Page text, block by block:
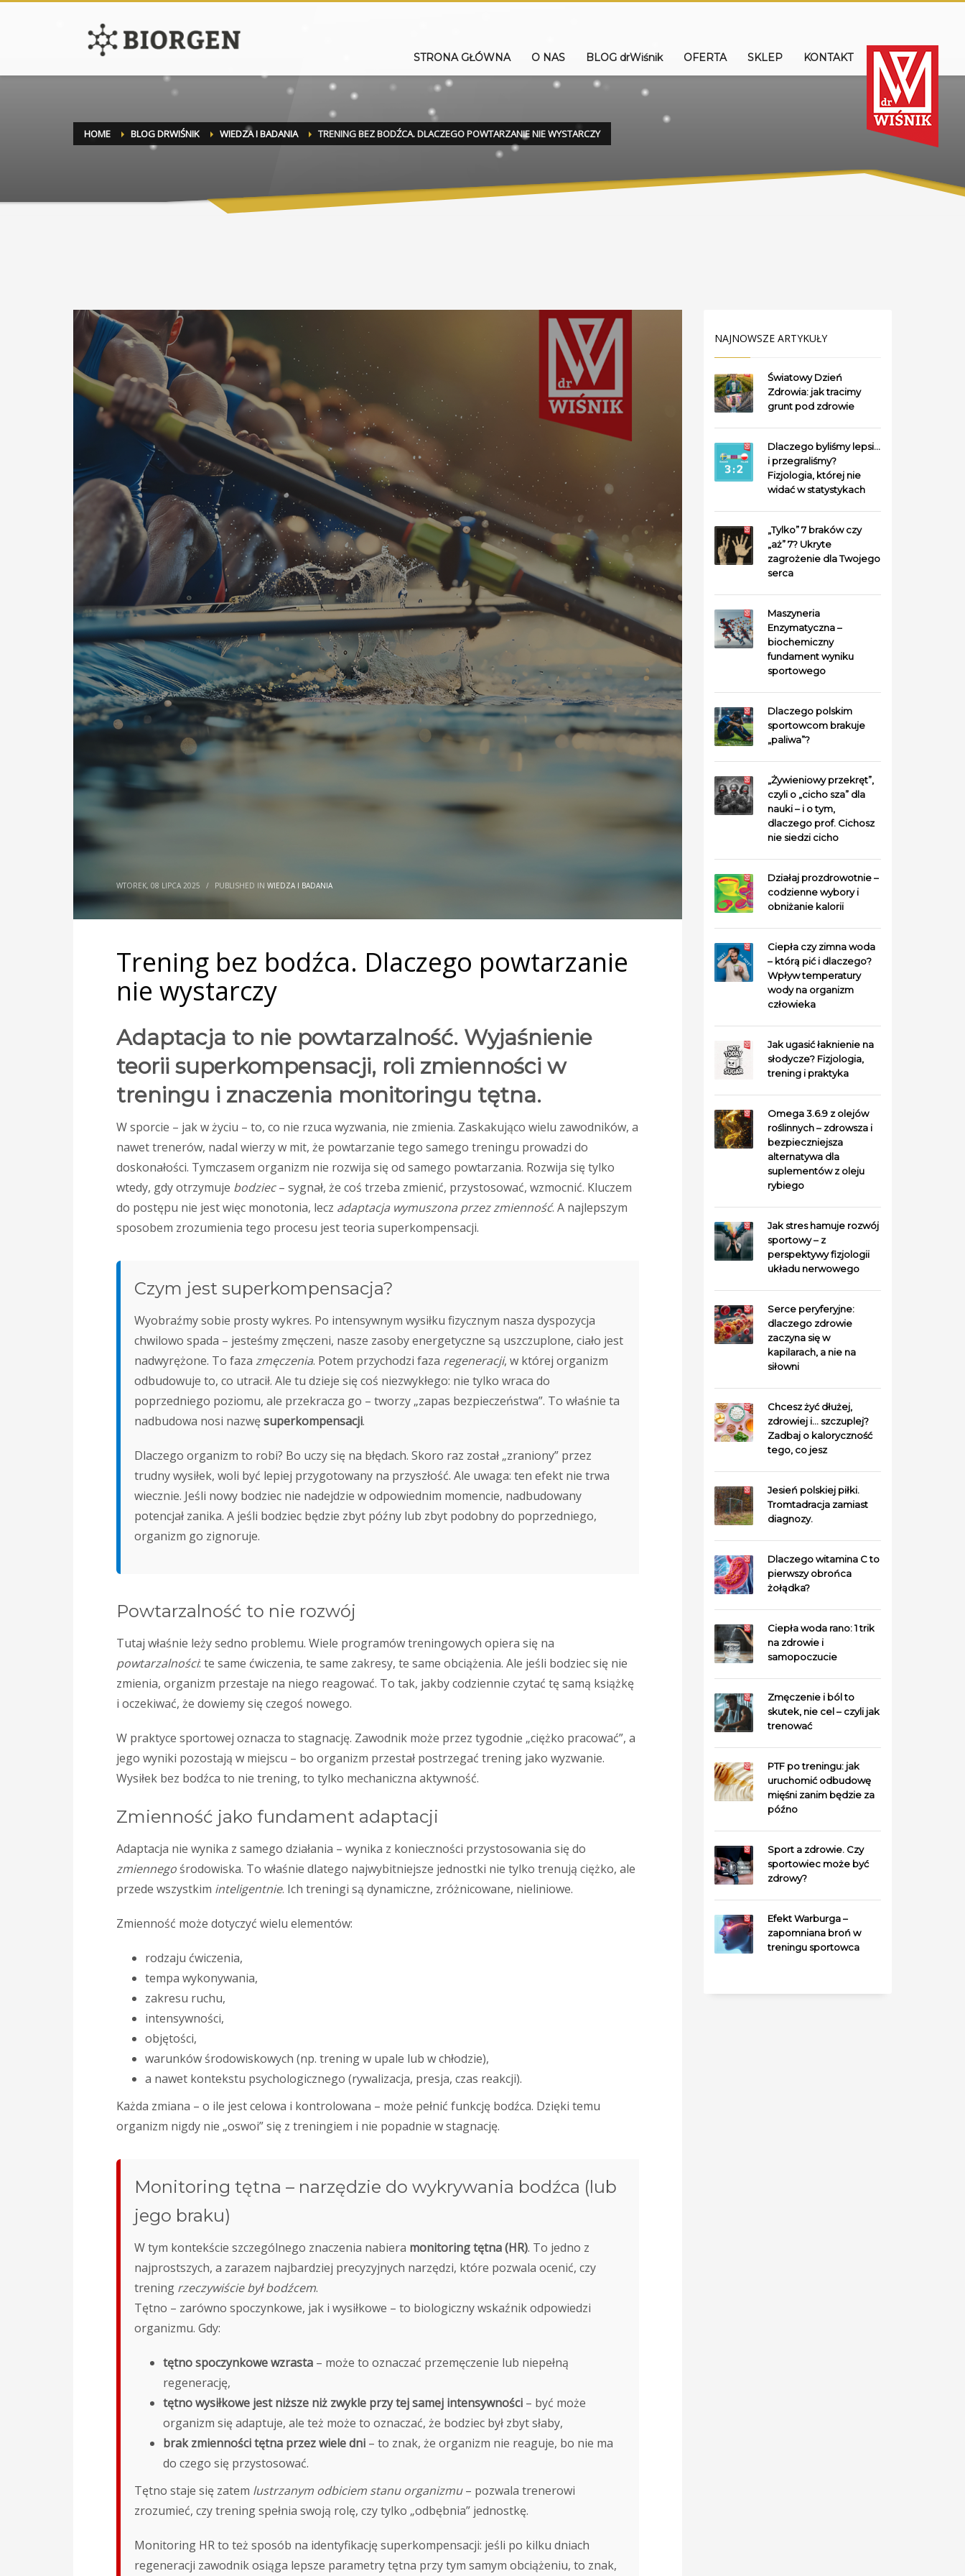
STRONA GŁÓWNA O NAS BLOG drWiśnik OFERTA SKLEP KONTAKT
HOME BLOG DRWIŚNIK WIEDZA I BADANIA TRENING BEZ BODŹCA. DLACZEGO POWTARZANIE NIE WYSTARCZY
WTOREK, 08 LIPCA 2025 / PUBLISHED IN WIEDZA I BADANIA
Trening bez bodźca. Dlaczego powtarzanie
nie wystarczy
Adaptacja to nie powtarzalność. Wyjaśnienie
teorii superkompensacji, roli zmienności w
treningu i znaczenia monitoringu tętna.
W sporcie – jak w życiu – to, co nie rzuca wyzwania, nie zmienia. Zaskakująco wielu zawodników, a
nawet trenerów, nadal wierzy w mit, że powtarzanie tego samego treningu prowadzi do
doskonałości. Tymczasem organizm nie rozwija się od samego powtarzania. Rozwija się tylko
wtedy, gdy otrzymuje bodziec– sygnał, że coś trzeba zmienić, przystosować, wzmocnić. Kluczem
do postępu nie jest więc monotonia, lecz adaptacja wymuszona przez zmienność. A najlepszym
sposobem zrozumienia tego procesu jest teoria superkompensacji.
Czym jest superkompensacja?
Wyobraźmy sobie prosty wykres. Po intensywnym wysiłku fizycznym nasza dyspozycja
chwilowo spada – jesteśmy zmęczeni, nasze zasoby energetyczne są uszczuplone, ciało jest
nadwyrężone. To fazazmęczenia. Potem przychodzi faza regeneracji, w której organizm
odbudowuje to, co utracił. Ale tu dzieje się coś niezwykłego: nie tylko wraca do
poprzedniego poziomu, ale przekracza go – tworzy „zapas bezpieczeństwa”. To właśnie ta
nadbudowa nosi nazwęsuperkompensacji.
Dlaczego organizm to robi? Bo uczy się na błędach. Skoro raz został „zraniony” przez
trudny wysiłek, woli być lepiej przygotowany na przyszłość. Ale uwaga: ten efekt nie trwa
wiecznie. Jeśli nowy bodziec nie nadejdzie w odpowiednim momencie, nadbudowany
potencjał zanika. A jeśli bodziec będzie zbyt późny lub zbyt podobny do poprzedniego,
organizm go zignoruje.
Powtarzalność to nie rozwój
Tutaj właśnie leży sedno problemu. Wiele programów treningowych opiera się na
powtarzalności: te same ćwiczenia, te same zakresy, te same obciążenia. Ale jeśli bodziec się nie
zmienia, organizm przestaje na niego reagować. To tak, jakby codziennie czytać tę samą książkę
i oczekiwać, że dowiemy się czegoś nowego.
W praktyce sportowej oznacza to stagnację. Zawodnik może przez tygodnie „ciężko pracować”, a
jego wyniki pozostają w miejscu – bo organizm przestał postrzegać trening jako wyzwanie.
Wysiłek bez bodźca to nie trening, to tylko mechaniczna aktywność.
Zmienność jako fundament adaptacji
Adaptacja nie wynika z samego działania – wynika z konieczności przystosowania się do
zmiennego środowiska. To właśnie dlatego najwybitniejsze jednostki nie tylko trenują ciężko, ale
przede wszystkim inteligentnie. Ich treningi są dynamiczne, zróżnicowane, nieliniowe.
Zmienność może dotyczyć wielu elementów:
rodzaju ćwiczenia,
tempa wykonywania,
zakresu ruchu,
intensywności,
objętości,
warunków środowiskowych (np. trening w upale lub w chłodzie),
a nawet kontekstu psychologicznego (rywalizacja, presja, czas reakcji).
Każda zmiana – o ile jest celowa i kontrolowana – może pełnić funkcję bodźca. Dzięki temu
organizm nigdy nie „oswoi” się z treningiem i nie popadnie w stagnację.
Monitoring tętna – narzędzie do wykrywania bodźca (lub
jego braku)
W tym kontekście szczególnego znaczenia nabiera monitoring tętna (HR). To jedno z
najprostszych, a zarazem najbardziej precyzyjnych narzędzi, które pozwala ocenić, czy
trening rzeczywiście był bodźcem.
Tętno – zarówno spoczynkowe, jak i wysiłkowe – to biologiczny wskaźnik odpowiedzi
organizmu. Gdy:
tętno spoczynkowe wzrasta – może to oznaczać przemęczenie lub niepełną
regenerację,
tętno wysiłkowe jest niższe niż zwykle przy tej samej intensywności – być może
organizm się adaptuje, ale też może to oznaczać, że bodziec był zbyt słaby,
brak zmienności tętna przez wiele dni – to znak, że organizm nie reaguje, bo nie ma
do czego się przystosować.
Tętno staje się zatem lustrzanym odbiciem stanu organizmu– pozwala trenerowi
zrozumieć, czy trening spełnia swoją rolę, czy tylko „odbębnia” jednostkę.
Monitoring HR to też sposób na identyfikację superkompensacji: jeśli po kilku dniach
regeneracji zawodnik osiąga lepsze parametry tętna przy tym samym obciążeniu, to znak,
NAJNOWSZE ARTYKUŁY
Światowy Dzień
Zdrowia: jak tracimy
grunt pod zdrowie
Dlaczego byliśmy lepsi…
i przegraliśmy?
Fizjologia, której nie
widać w statystykach
„Tylko” 7 braków czy
„aż” 7? Ukryte
zagrożenie dla Twojego
serca
Maszyneria
Enzymatyczna –
biochemiczny
fundament wyniku
sportowego
Dlaczego polskim
sportowcom brakuje
„paliwa”?
„Żywieniowy przekręt”,
czyli o „cicho sza” dla
nauki – i o tym,
dlaczego prof. Cichosz
nie siedzi cicho
Działaj prozdrowotnie –
codzienne wybory i
obniżanie kalorii
Ciepła czy zimna woda
– którą pić i dlaczego?
Wpływ temperatury
wody na organizm
człowieka
Jak ugasić łaknienie na
słodycze? Fizjologia,
trening i praktyka
Omega 3.6.9 z olejów
roślinnych – zdrowsza i
bezpieczniejsza
alternatywa dla
suplementów z oleju
rybiego
Jak stres hamuje rozwój
sportowy – z
perspektywy fizjologii
układu nerwowego
Serce peryferyjne:
dlaczego zdrowie
zaczyna się w
kapilarach, a nie na
siłowni
Chcesz żyć dłużej,
zdrowiej i… szczuplej?
Zadbaj o kaloryczność
tego, co jesz
Jesień polskiej piłki.
Tromtadracja zamiast
diagnozy.
Dlaczego witamina C to
pierwszy obrońca
żołądka?
Ciepła woda rano: 1 trik
na zdrowie i
samopoczucie
Zmęczenie i ból to
skutek, nie cel – czyli jak
trenować
PTF po treningu: jak
uruchomić odbudowę
mięśni zanim będzie za
późno
Sport a zdrowie. Czy
sportowiec może być
zdrowy?
Efekt Warburga –
zapomniana broń w
treningu sportowca